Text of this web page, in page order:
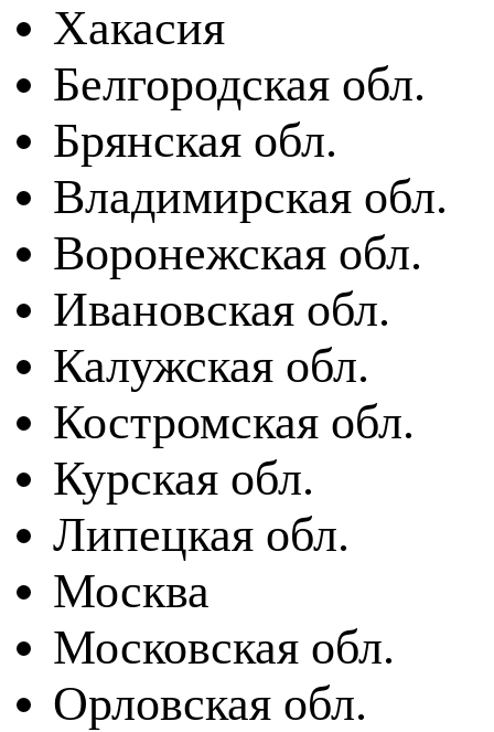
Хакасия
Белгородская обл.
Брянская обл.
Владимирская обл.
Воронежская обл.
Ивановская обл.
Калужская обл.
Костромская обл.
Курская обл.
Липецкая обл.
Москва
Московская обл.
Орловская обл.